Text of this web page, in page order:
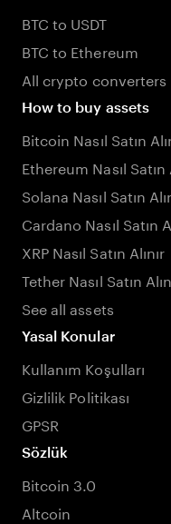
BTC to USDT
BTC to Ethereum
All crypto converters
How to buy assets
Bitcoin Nasıl Satın
Ethereum Nasıl Satın
Solana Nasıl Satın
Cardano Nasıl Satın
XRP Nasıl Satın Alınır
Tether Nasıl Satın
See all assets
Yasal Konular
Kullanım Koşulları
Gizlilik Politikası
GPSR
Sözlük
Bitcoin 3.0
Altcoin